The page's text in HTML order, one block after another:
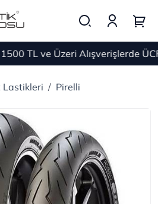
TL ve Üzeri Alışverişlerde
Lastikleri Pirelli